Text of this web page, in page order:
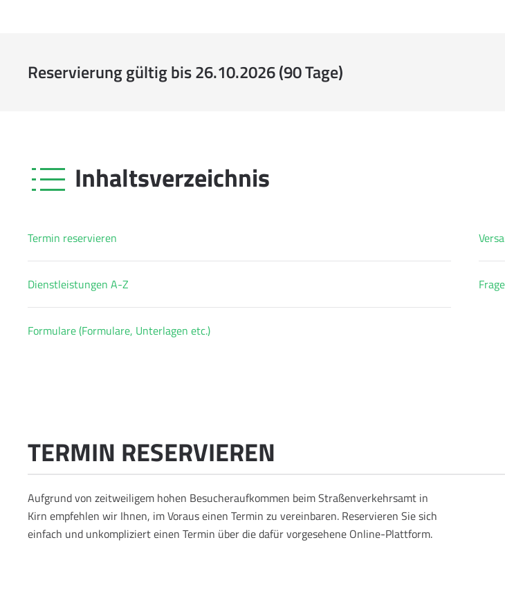
Reservierung gültig bis 26.10.2026 (90 Tage)
Inhaltsverzeichnis
Termin reservieren
Dienstleistungen A-Z
Formulare (Formulare, Unterlagen etc.)
TERMIN RESERVIEREN
Aufgrund von zeitweiligem hohen Besucheraufkommen beim Straßenverkehrsamt in
Kirn empfehlen wir Ihnen, im Voraus einen Termin zu vereinbaren. Reservieren Sie sich
einfach und unkompliziert einen Termin über die dafür vorgesehene Online-Plattform.